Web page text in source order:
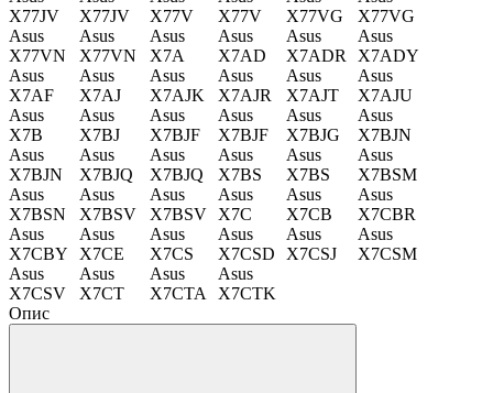
X77JV
X77JV
X77V
X77V
X77VG
X77VG
Asus
X77VN
Asus
X77VN
Asus
X7A
Asus
X7AD
Asus
X7ADR
Asus
X7ADY
Asus
X7AF
Asus
X7AJ
Asus
X7AJK
Asus
X7AJR
Asus
X7AJT
Asus
X7AJU
Asus
X7B
Asus
X7BJ
Asus
X7BJF
Asus
X7BJF
Asus
X7BJG
Asus
X7BJN
Asus
X7BJN
Asus
X7BJQ
Asus
X7BJQ
Asus
X7BS
Asus
X7BS
Asus
X7BSM
Asus
X7BSN
Asus
X7BSV
Asus
X7BSV
Asus
X7C
Asus
X7CB
Asus
X7CBR
Asus
X7CBY
Asus
X7CE
Asus
X7CS
Asus
X7CSD
Asus
X7CSJ
Asus
X7CSM
Asus
X7CSV
Asus
X7CT
Asus
X7CTA
Asus
X7CTK
Опис